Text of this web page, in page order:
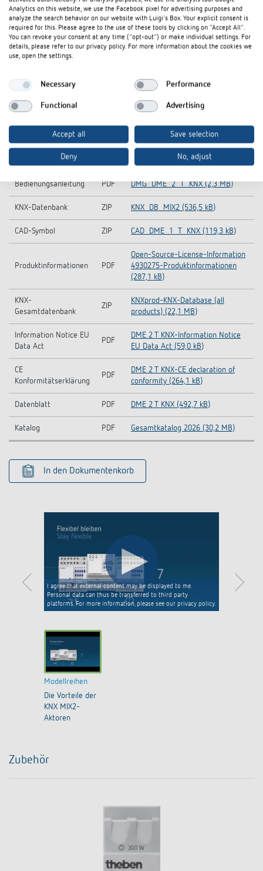
Downloads
Ausschreibungstext DME 2 T KNX_4930275 (31,7 kB)
Ausschreibungstext DME 2 T KNX_4930275 (3,1 kB)
DMG 2 T KNX (3,2 MB)
Bedienungsanleitung PDF DMG_DME_2_T_KNX (2,3 MB)
KNX-Datenbank ZIP KNX_DB_MIX2 (536,5 kB)
CAD-Symbol ZIP CAD_DME_1_T_KNX (119,3 kB)
Produktinformationen PDF
Open-Source-License-Information
4930275-Produktinformationen
(287,1 kB)
KNX-
Gesamtdatenbank
ZIP
KNXprod-KNX-Database (all
products) (22,1 MB)
Information Notice EU
Data Act
PDF
DME 2 T KNX-Information Notice
EU Data Act (59,0 kB)
CE
Konformitätserklärung
PDF
DME 2 T KNX-CE declaration of
conformity (264,1 kB)
Datenblatt PDF DME 2 T KNX (492,7 kB)
Katalog PDF Gesamtkatalog 2026 (30,2 MB)
In den Dokumentenkorb
I agree that external content may be displayed to me.
Personal data can thus be transferred to third party
platforms. For more information, please see our privacy policy.
Modellreihen
Die Vorteile der
KNX MIX2-
Aktoren
Zubehör
Analytics on this website, we use the Facebook pixel for advertising purposes and
analyze the search behavior on our website with Luigi's Box. Your explicit consent is
required for this. Please agree to the use of these tools by clicking on "Accept All".
You can revoke your consent at any time ("opt-out") or make individual settings. For
details, please refer to our privacy policy. For more information about the cookies we
use, open the settings.
Necessary Performance
Functional Advertising
Accept all Save selection
Deny No, adjust